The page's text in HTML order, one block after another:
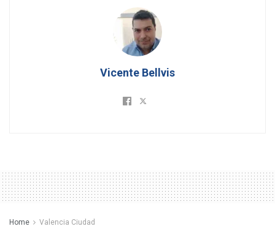
Vicente Bellvis
Home Valencia Ciudad